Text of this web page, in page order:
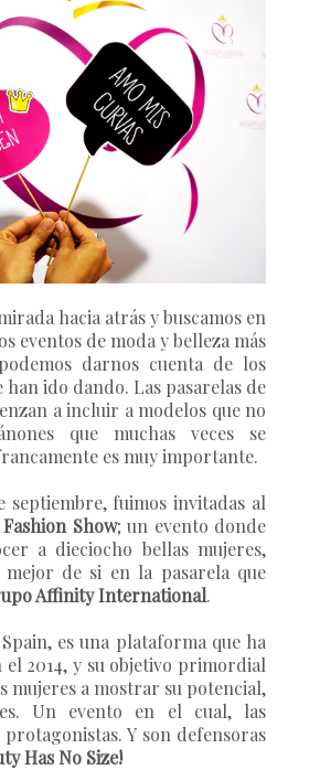
hacia atrás y buscamos en
eventos de moda y belleza más
darnos cuenta de los
han ido dando. Las pasarelas de
a incluir a modelos que no
que muchas veces se
es muy importante.
septiembre, fuimos invitadas al
Show; un evento donde
a dieciocho bellas mujeres,
de si en la pasarela que
Affinity International.
, es una plataforma que ha
el 2014, y su objetivo primordial
mujeres a mostrar su potencial,
Un evento en el cual, las
Y son defensoras
Has No Size!